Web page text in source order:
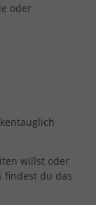
oder
willst oder
findest du das